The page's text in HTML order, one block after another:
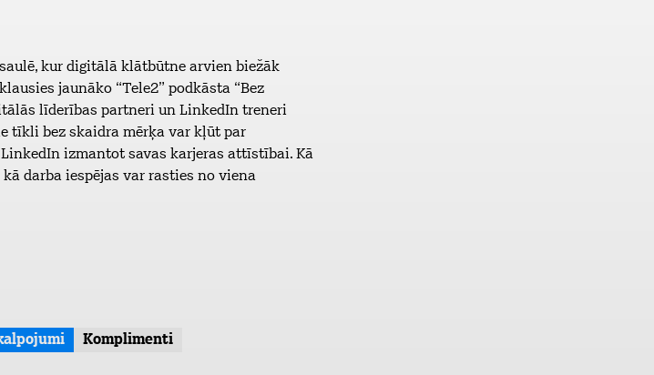
kur digitālā klātbūtne arvien biežāk
jaunāko “Tele2” podkāsta “Bez
līderības partneri un LinkedIn treneri
tīkli bez skaidra mērķa var kļūt par
izmantot savas karjeras attīstībai. Kā
darba iespējas var rasties no viena
Komplimenti